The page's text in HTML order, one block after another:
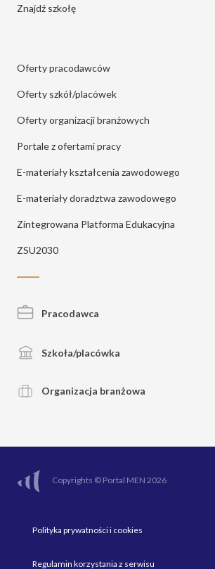
Znajdź szkołę
Oferty pracodawców
Oferty szkół/placówek
Oferty organizacji branżowych
Portale z ofertami pracy
E-materiały kształcenia zawodowego
E-materiały doradztwa zawodowego
Zintegrowana Platforma Edukacyjna
ZSU2030
Pracodawca
Szkoła/placówka
Organizacja branżowa
Copyrights © Portal MEN 2026
Polityka prywatności i cookies
Regulamin korzystania z serwisu